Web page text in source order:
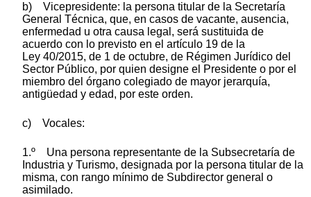
b) Vicepresidente: la persona titular de la Secretaría
General Técnica, que, en casos de vacante, ausencia,
enfermedad u otra causa legal, será sustituida de
acuerdo con lo previsto en el artículo 19 de la
Ley 40/2015, de 1 de octubre, de Régimen Jurídico del
Sector Público, por quien designe el Presidente o por el
miembro del órgano colegiado de mayor jerarquía,
antigüedad y edad, por este orden.
c) Vocales:
1.º Una persona representante de la Subsecretaría de
Industria y Turismo, designada por la persona titular de la
misma, con rango mínimo de Subdirector general o
asimilado.